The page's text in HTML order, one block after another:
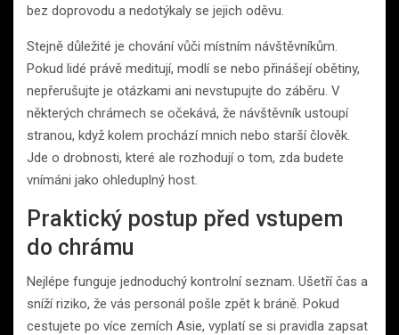
bez doprovodu a nedotýkaly se jejich oděvu.
Stejně důležité je chování vůči místním návštěvníkům.
Pokud lidé právě meditují, modlí se nebo přinášejí obětiny,
nepřerušujte je otázkami ani nevstupujte do záběru. V
některých chrámech se očekává, že návštěvník ustoupí
stranou, když kolem prochází mnich nebo starší člověk.
Jde o drobnosti, které ale rozhodují o tom, zda budete
vnímáni jako ohleduplný host.
Praktický postup před vstupem
do chrámu
Nejlépe funguje jednoduchý kontrolní seznam. Ušetří čas a
sníží riziko, že vás personál pošle zpět k bráně. Pokud
cestujete po více zemích Asie, vyplatí se si pravidla zapsat